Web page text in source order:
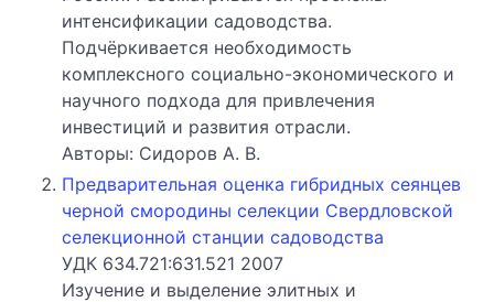
интенсификации садоводства.
Подчёркивается необходимость
комплексного социально-экономического и
научного подхода для привлечения
инвестиций и развития отрасли.
Авторы: Сидоров А. В.
Предварительная оценка гибридных сеянцев
черной смородины селекции Свердловской
селекционной станции садоводства
УДК 634.721:631.521 2007
Изучение и выделение элитных и